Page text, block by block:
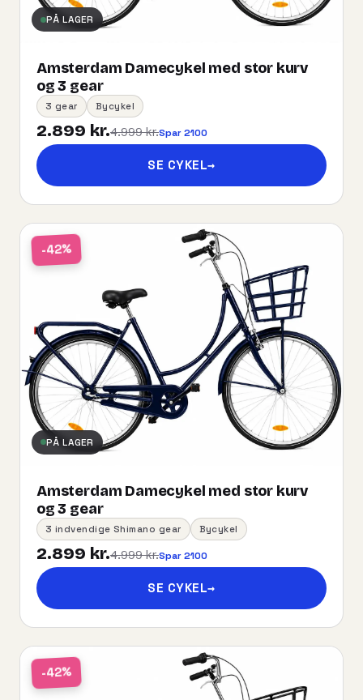
PÅ LAGER
Amsterdam Damecykel med stor kurv
og 3 gear
3 gear Bycykel
2.899 kr.4.999 kr.Spar 2100
SE CYKEL→
-42%
PÅ LAGER
Amsterdam Damecykel med stor kurv
og 3 gear
3 indvendige Shimano gear Bycykel
2.899 kr.4.999 kr.Spar 2100
SE CYKEL→
-42%